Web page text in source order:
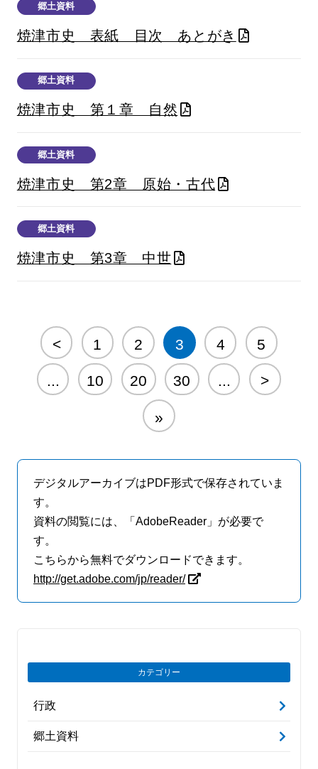
郷土資料
焼津市史 表紙 目次 あとがき
郷土資料
焼津市史 第１章 自然
郷土資料
焼津市史 第2章 原始・古代
郷土資料
焼津市史 第3章 中世
< 1 2 3 4 5
... 10 20 30 ... >
»
デジタルアーカイブはPDF形式で保存されていま
す。
資料の閲覧には、「AdobeReader」が必要で
す。
こちらから無料でダウンロードできます。
http://get.adobe.com/jp/reader/
カテゴリー
行政
郷土資料